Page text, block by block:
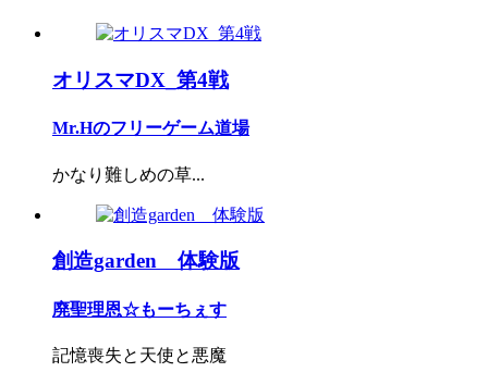
オリスマDX_第4戦
Mr.Hのフリーゲーム道場
かなり難しめの草...
創造garden 体験版
廃聖理恩☆もーちぇす
記憶喪失と天使と悪魔